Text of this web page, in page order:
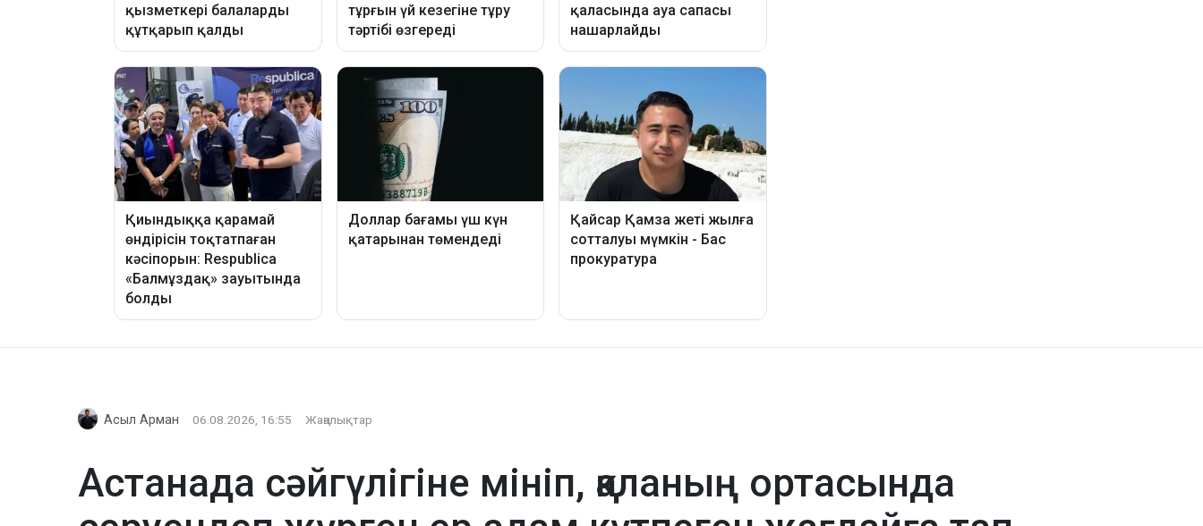
Асыл Арман 06.08.2026, 16:55 Жаңалықтар
Астанада сәйгүлігіне мініп, қаланың ортасында